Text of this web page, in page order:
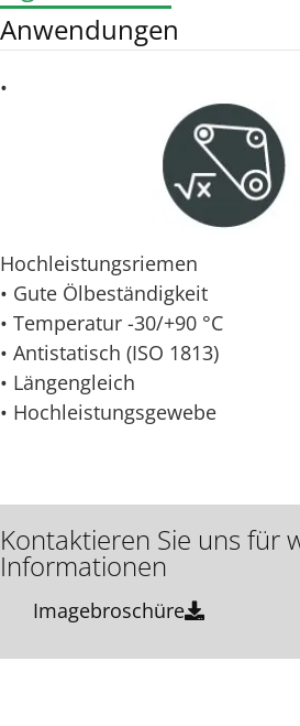
Anwendungen
•
Hochleistungsriemen
• Gute Ölbeständigkeit
• Temperatur -30/+90 °C
• Antistatisch (ISO 1813)
• Längengleich
• Hochleistungsgewebe
Kontaktieren Sie uns für
Informationen
Imagebroschüre